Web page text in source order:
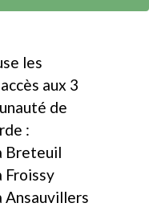
les
aux 3
de
:
Breteuil
Froissy
Ansauvillers